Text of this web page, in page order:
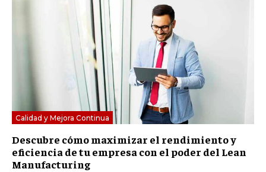
Calidad y Mejora Continua
Descubre cómo maximizar el rendimiento y
eficiencia de tu empresa con el poder del Lean
Manufacturing